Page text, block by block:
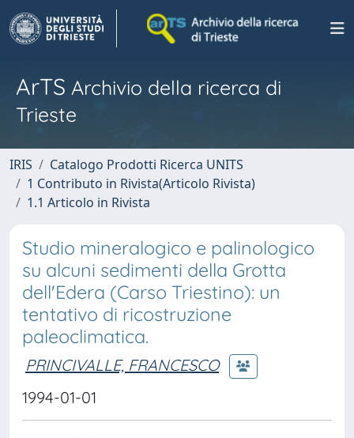
ArTS Archivio della ricerca di
Trieste
IRIS
Catalogo Prodotti Ricerca UNITS
1 Contributo in Rivista(Articolo Rivista)
1.1 Articolo in Rivista
Studio mineralogico e palinologico
su alcuni sedimenti della Grotta
dell'Edera (Carso Triestino): un
tentativo di ricostruzione
paleoclimatica.
PRINCIVALLE, FRANCESCO
1994-01-01